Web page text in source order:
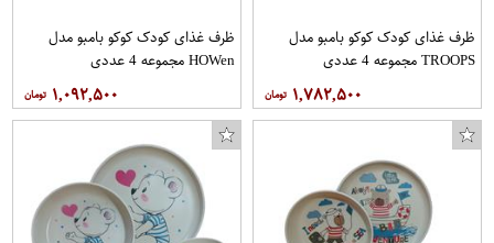
ظرف غذای کودک کوکو بامبو مدل
TROOPS مجموعه 4 عددی
۱,۷۸۲,۵۰۰
ظرف غذای کودک کوکو بامبو مدل
HOWen مجموعه 4 عددی
۱,۰۹۲,۵۰۰